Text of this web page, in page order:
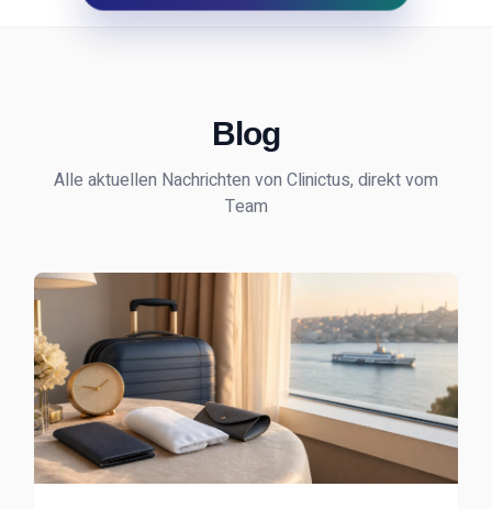
Blog
Alle aktuellen Nachrichten von Clinictus, direkt vom
Team